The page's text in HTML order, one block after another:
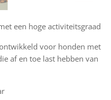
een hoge activiteitsgraad
voor honden met
af en toe last hebben van